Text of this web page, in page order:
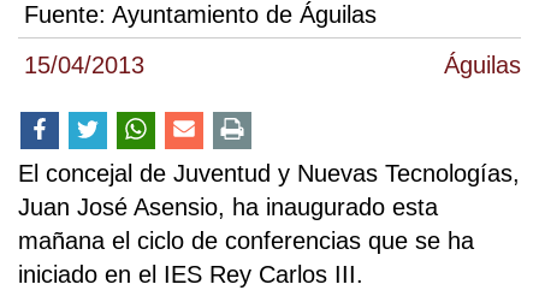
15/04/2013 Águilas
Fuente: Ayuntamiento de Águilas
El concejal de Juventud y Nuevas Tecnologías,
Juan José Asensio, ha inaugurado esta
mañana el ciclo de conferencias que se ha
iniciado en el IES Rey Carlos III.